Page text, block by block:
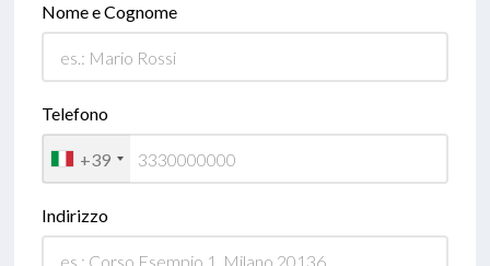
Nome e Cognome
Telefono
+39
Indirizzo